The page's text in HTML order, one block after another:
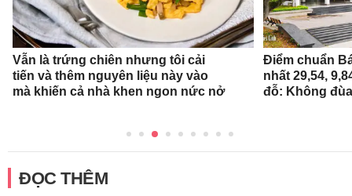
Vẫn là trứng chiên nhưng tôi cải
tiến và thêm nguyên liệu này vào
mà khiến cả nhà khen ngon nức nở
Điểm chuẩn
nhất 29,54,
đỗ: Không
ĐỌC THÊM